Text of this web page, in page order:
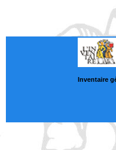
Inventaire